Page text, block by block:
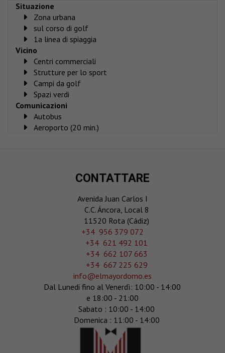
Situazione
Zona urbana
sul corso di golf
1a linea di spiaggia
Vicino
Centri commerciali
Strutture per lo sport
Campi da golf
Spazi verdi
Comunicazioni
Autobus
Aeroporto (20 min.)
CONTATTARE
Avenida Juan Carlos I
C.C. Áncora, Local 8
11520 Rota (Cádiz)
‎+34 956 379 072
+34 621 492 101
+34 662 107 663
+34 667 225 629
info@elmayordomo.es
Dal Lunedi fino al Venerdì: 10:00 - 14:00
e 18:00 - 21:00
Sabato : 10:00 - 14:00
Domenica : 11:00 - 14:00